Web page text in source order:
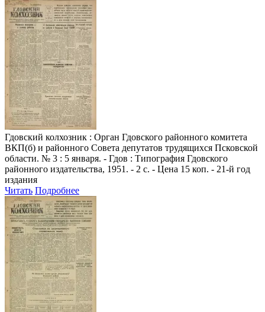
Гдовский колхозник : Орган Гдовского районного комитета
ВКП(б) и районного Совета депутатов трудящихся Псковской
области. № 3 : 5 января. - Гдов : Типография Гдовского
районного издательства, 1951. - 2 с. - Цена 15 коп. - 21-й год
издания
Читать Подробнее